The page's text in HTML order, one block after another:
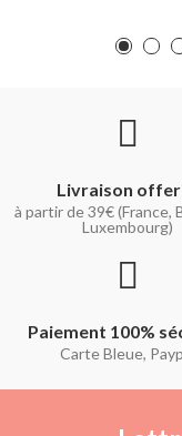
Livraison
à partir de 39€ (France,
Luxembourg)
Paiement 100%
Carte Bleue,